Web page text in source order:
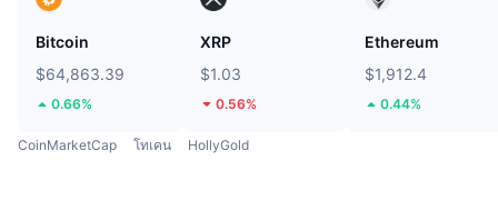
Bitcoin
$64,863.39
0.66%
XRP
$1.03
0.56%
Ethereum
$1,912.4
0.44%
CoinMarketCap โทเคน HollyGold